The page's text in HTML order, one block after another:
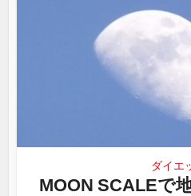
ダイエ
MOON SCALEで